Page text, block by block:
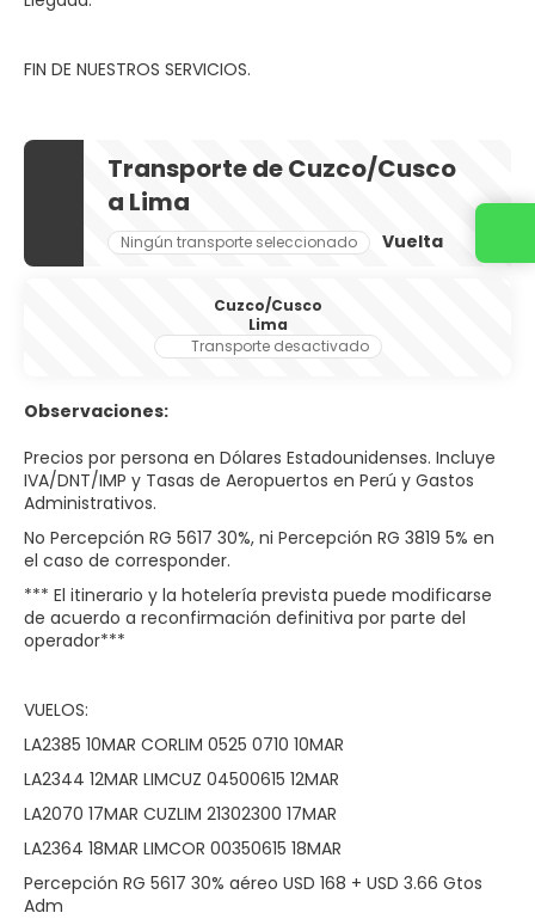
FIN DE NUESTROS SERVICIOS.
Transporte de Cuzco/Cusco
a Lima
Ningún transporte seleccionado Vuelta
Cuzco/Cusco
Lima
Transporte desactivado
Observaciones:
Precios por persona en Dólares Estadounidenses. Incluye
IVA/DNT/IMP y Tasas de Aeropuertos en Perú y Gastos
Administrativos.
No Percepción RG 5617 30%, ni Percepción RG 3819 5% en
el caso de corresponder.
*** El itinerario y la hotelería prevista puede modificarse
de acuerdo a reconfirmación definitiva por parte del
operador***
VUELOS:
LA2385 10MAR CORLIM 0525 0710 10MAR
LA2344 12MAR LIMCUZ 04500615 12MAR
LA2070 17MAR CUZLIM 21302300 17MAR
LA2364 18MAR LIMCOR 00350615 18MAR
Percepción RG 5617 30% aéreo USD 168 + USD 3.66 Gtos
Adm